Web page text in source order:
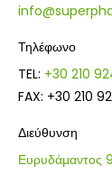
Τηλέφωνο
TEL: +30 210
FAX: +30 210
Διεύθυνση
Ευρυδάμαντος